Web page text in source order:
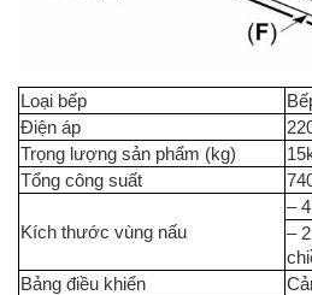
Loại bếp
Điện áp
Trọng lượng sản phẩm (kg)
Tổng công suất
Kích thước vùng nấu
–
–
Bảng điều khiển